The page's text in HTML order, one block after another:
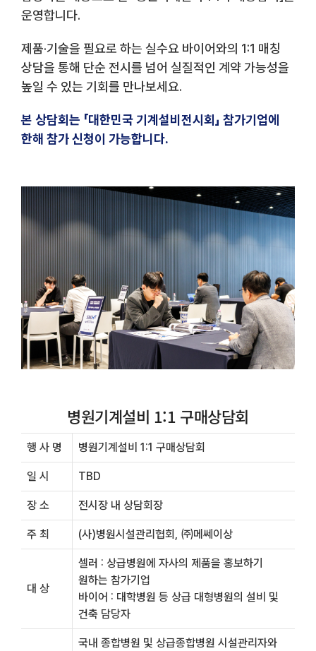
운영합니다.
제품·기술을 필요로 하는 실수요 바이어와의 1:1 매칭
상담을 통해 단순 전시를 넘어 실질적인 계약 가능성을
높일 수 있는 기회를 만나보세요.
본 상담회는 「대한민국 기계설비전시회」 참가기업에
한해 참가 신청이 가능합니다.
병원기계설비 1:1 구매상담회
행 사 명 병원기계설비 1:1 구매상담회
일 시 TBD
장 소 전시장 내 상담회장
주 최 (사)병원시설관리협회, ㈜메쎄이상
대 상
셀러 : 상급병원에 자사의 제품을 홍보하기
원하는 참가기업
바이어 : 대학병원 등 상급 대형병원의 설비 및
건축 담당자
국내 종합병원 및 상급종합병원 시설관리자와